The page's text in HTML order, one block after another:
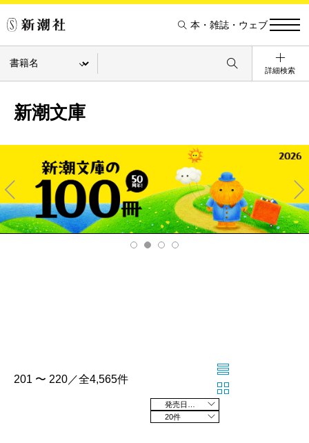
本・雑誌・ウェブ
詳細検索
新潮文庫
Pre
v
Ne
xt
201 〜 220／全4,565件
20件